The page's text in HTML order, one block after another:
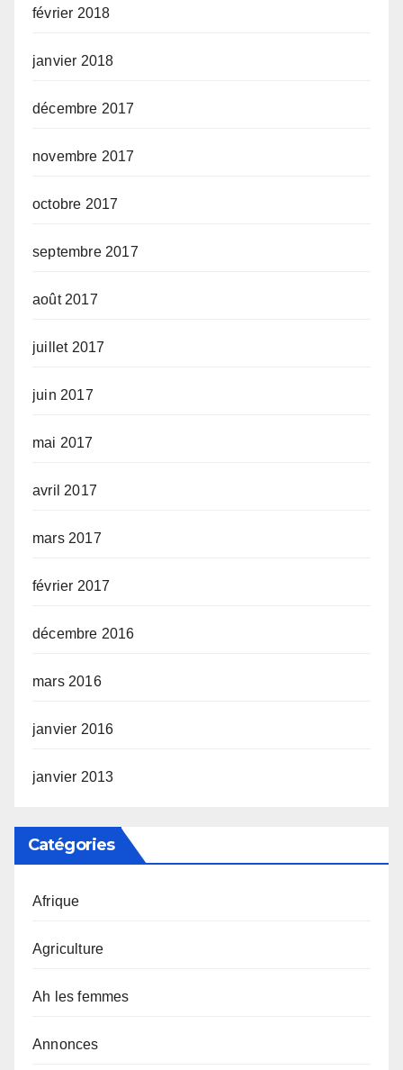
février 2018
janvier 2018
décembre 2017
novembre 2017
octobre 2017
septembre 2017
août 2017
juillet 2017
juin 2017
mai 2017
avril 2017
mars 2017
février 2017
décembre 2016
mars 2016
janvier 2016
janvier 2013
Catégories
Afrique
Agriculture
Ah les femmes
Annonces